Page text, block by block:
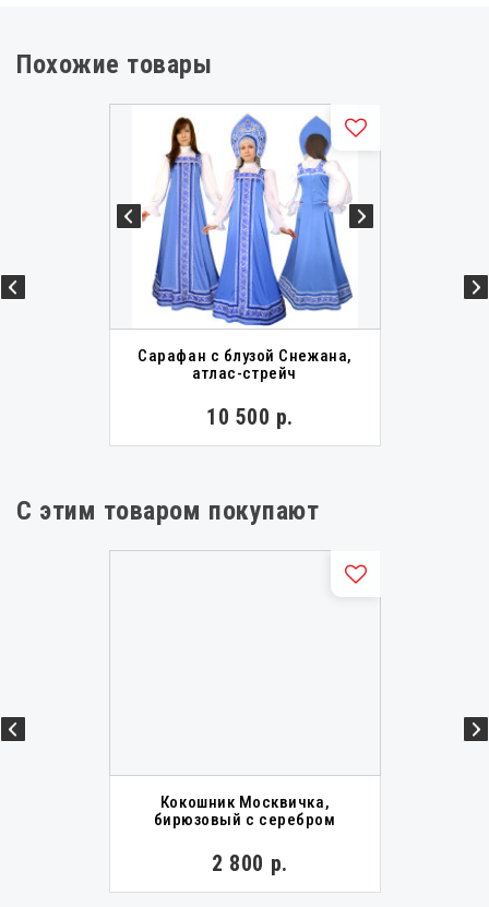
Похожие товары
Сарафан с блузой Снежана,
атлас-стрейч
10 500 р.
С этим товаром покупают
Кокошник Москвичка,
бирюзовый с серебром
2 800 р.